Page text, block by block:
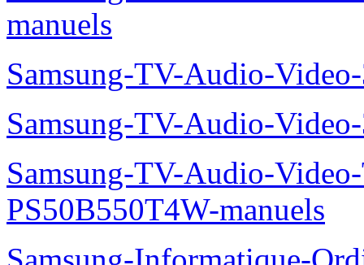
Samsung-Informatique-
T05FR-manuels
Samsung-Informatique-
S02FR-2-manuels
Samsung-TV-Audio-
manuels